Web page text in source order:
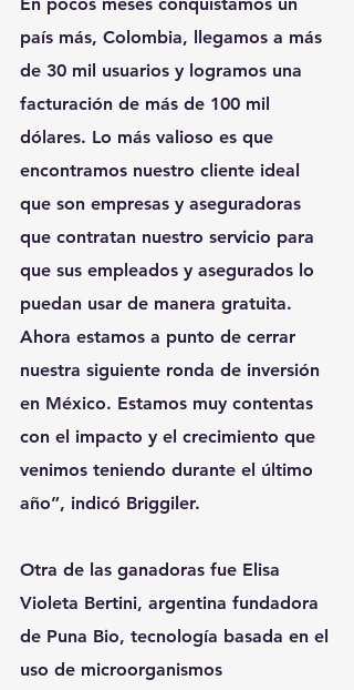
país más, Colombia, llegamos a más
de 30 mil usuarios y logramos una
facturación de más de 100 mil
dólares. Lo más valioso es que
encontramos nuestro cliente ideal
que son empresas y aseguradoras
que contratan nuestro servicio para
que sus empleados y asegurados lo
puedan usar de manera gratuita.
Ahora estamos a punto de cerrar
nuestra siguiente ronda de inversión
en México. Estamos muy contentas
con el impacto y el crecimiento que
venimos teniendo durante el último
año”, indicó Briggiler.
Otra de las ganadoras fue Elisa
Violeta Bertini, argentina fundadora
de Puna Bio, tecnología basada en el
uso de microorganismos